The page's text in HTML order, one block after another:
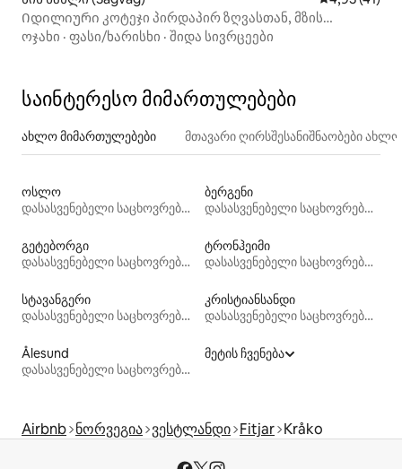
Იდილიური კოტეჯი პირდაპირ ზღვასთან, მზის
სხივებით მთელი დღის განმავლობაში
ოჯახი · ფასი/ხარისხი · შიდა სივრცეები
საინტერესო მიმართულებები
ახლო მიმართულებები მთავარი ღირსშესანიშნაობები
ოსლო
დასასვენებელი საცხოვრებლები
ბერგენი
დასასვენებელი საცხოვრებლები
გეტებორგი
დასასვენებელი საცხოვრებლები
ტრონჰეიმი
დასასვენებელი საცხოვრებლები
სტავანგერი
დასასვენებელი საცხოვრებლები
კრისტიანსანდი
დასასვენებელი საცხოვრებლები
Ålesund
დასასვენებელი საცხოვრებლები
მეტის ჩვენება
Airbnb ნორვეგია ვესტლანდი Fitjar Kråko